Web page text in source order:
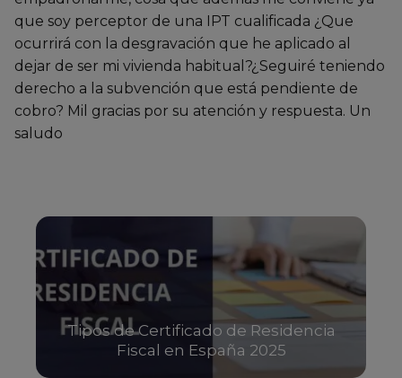
que soy perceptor de una IPT cualificada ¿Que
ocurrirá con la desgravación que he aplicado al
dejar de ser mi vivienda habitual?¿Seguiré teniendo
derecho a la subvención que está pendiente de
cobro? Mil gracias por su atención y respuesta. Un
saludo
Tipos de Certificado de Residencia
Fiscal en España 2025